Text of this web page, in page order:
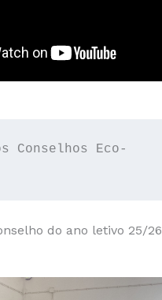
Conselhos Eco-
do ano letivo 25/26